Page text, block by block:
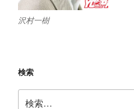
沢村一樹
検索